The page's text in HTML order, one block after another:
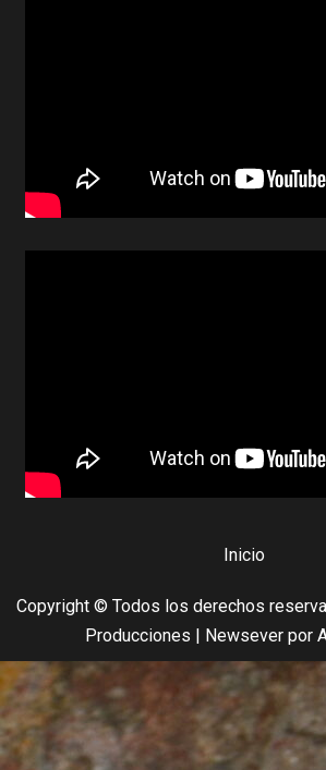
Inicio
Copyright © Todos los derechos
Producciones
Newsever por